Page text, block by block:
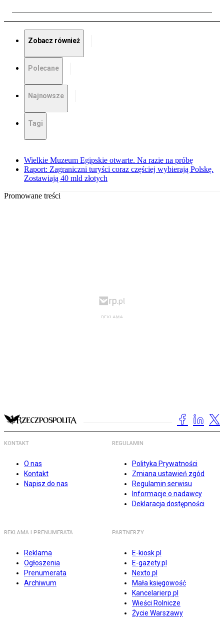
Zobacz również
Polecane
Najnowsze
Tagi
Wielkie Muzeum Egipskie otwarte. Na razie na próbę
Raport: Zagraniczni turyści coraz częściej wybierają Polskę.
Zostawiają 40 mld złotych
Promowane treści
KONTAKT
O nas
Kontakt
Napisz do nas
REGULAMIN
Polityka Prywatności
Zmiana ustawień zgód
Regulamin serwisu
Informacje o nadawcy
Deklaracja dostępności
REKLAMA I PRENUMERATA
Reklama
Ogłoszenia
Prenumerata
Archiwum
PARTNERZY
E-kiosk.pl
E-gazety.pl
Nexto.pl
Mała księgowość
Kancelarierp.pl
Wieści Rolnicze
Życie Warszawy